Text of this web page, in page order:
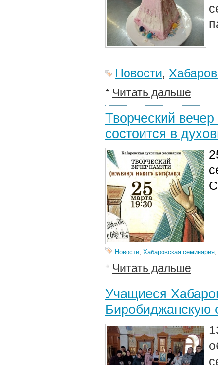
Новости,
Читать дальше
Творческий
состоится в
Новости, Хабаровская семинария,
Читать дальше
Учащиеся
Биробиджанскую